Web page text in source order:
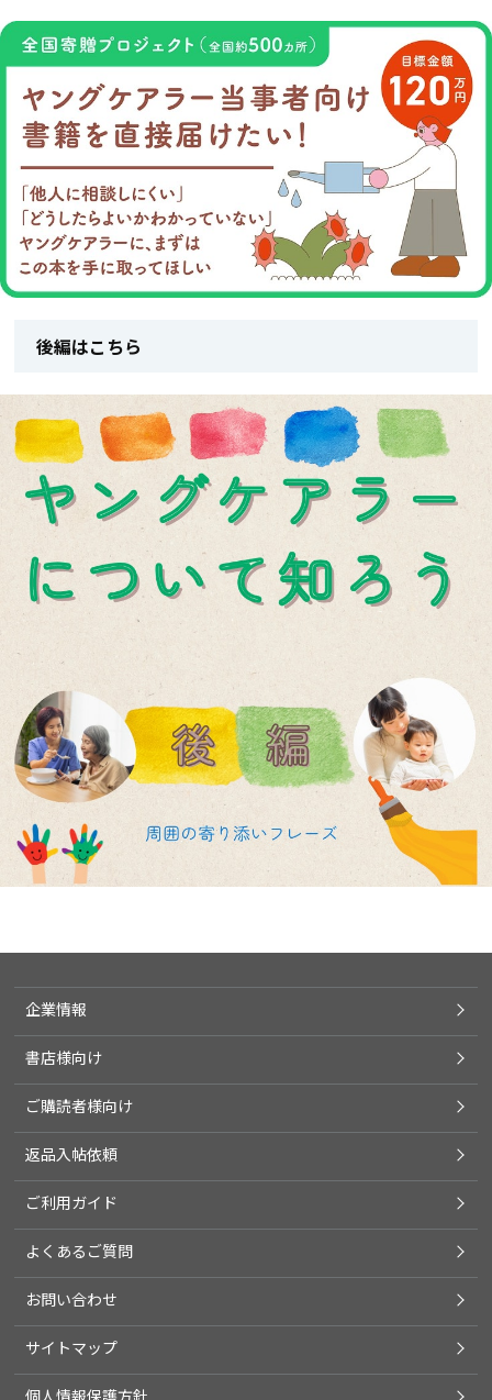
後編はこちら
企業情報
書店様向け
ご購読者様向け
返品入帖依頼
ご利用ガイド
よくあるご質問
お問い合わせ
サイトマップ
個人情報保護方針